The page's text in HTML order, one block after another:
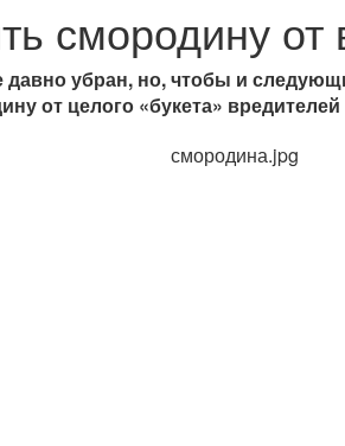
смородину от
убран, но, чтобы и
от целого «букета»